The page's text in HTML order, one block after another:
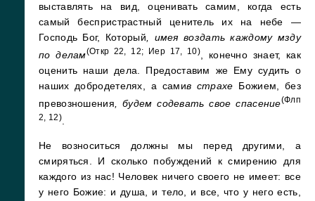
выставлять на вид, оценивать самим, когда есть
самый беспристрастный ценитель их на небе —
Господь Бог, Который, имея воздать каждому мзду
по делам(Откр 22, 12; Иер 17, 10), конечно знает, как
оценить наши дела. Предоставим же Ему судить о
наших добродетелях, а самив страхе Божием, без
превозношения , будем содевать свое спасение(Флп
2, 12).
Не возноситься должны мы перед другими, а
смиряться. И сколько побуждений к смирению для
каждого из нас! Человек ничего своего не имеет: все
у него Божие: и душа, и тело, и все, что у него есть,